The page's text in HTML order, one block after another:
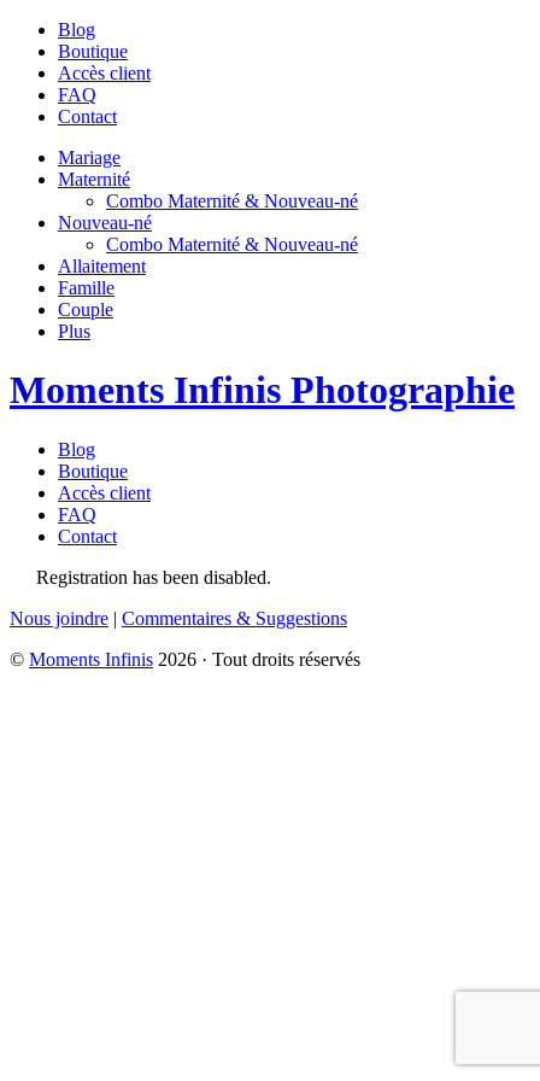
Blog
Boutique
Accès client
FAQ
Contact
Mariage
Maternité
Combo Maternité & Nouveau-né
Nouveau-né
Combo Maternité & Nouveau-né
Allaitement
Famille
Couple
Plus
Moments Infinis Photographie
Blog
Boutique
Accès client
FAQ
Contact
Registration has been disabled.
Nous joindre | Commentaires & Suggestions
© Moments Infinis 2026 · Tout droits réservés